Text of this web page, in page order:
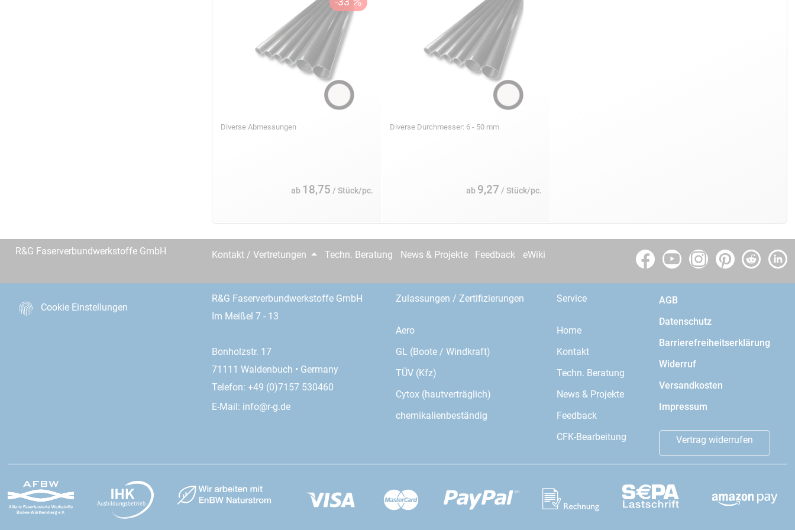
Diverse Abmessungen
ab 18,75 / Stück/pc.
Diverse Durchmesser: 6 - 50 mm
ab 9,27 / Stück/pc.
R&G Faserverbundwerkstoffe GmbH Kontakt / Vertretungen Techn. Beratung News & Projekte Feedback eWiki
Cookie Einstellungen
R&G Faserverbundwerkstoffe GmbH
Im Meißel 7 - 13
Bonholzstr. 17
71111 Waldenbuch • Germany
Telefon: +49 (0)7157 530460
E-Mail: info@r-g.de
Zulassungen / Zertifizierungen
Aero
GL (Boote / Windkraft)
TÜV (Kfz)
Cytox (hautverträglich)
chemikalienbeständig
Service
Home
Kontakt
Techn. Beratung
News & Projekte
Feedback
CFK-Bearbeitung
AGB
Datenschutz
Barrierefreiheitserklärung
Widerruf
Versandkosten
Impressum
Vertrag widerrufen